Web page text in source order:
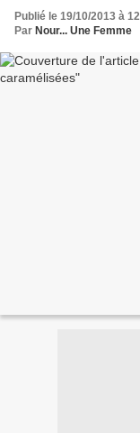
Publié le 19/10/2013 à
Par Nour... Une Femme